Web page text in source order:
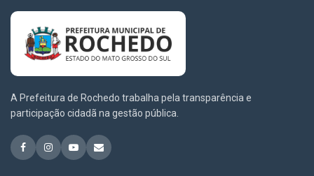
A Prefeitura de Rochedo trabalha pela transparência e
participação cidadã na gestão pública.